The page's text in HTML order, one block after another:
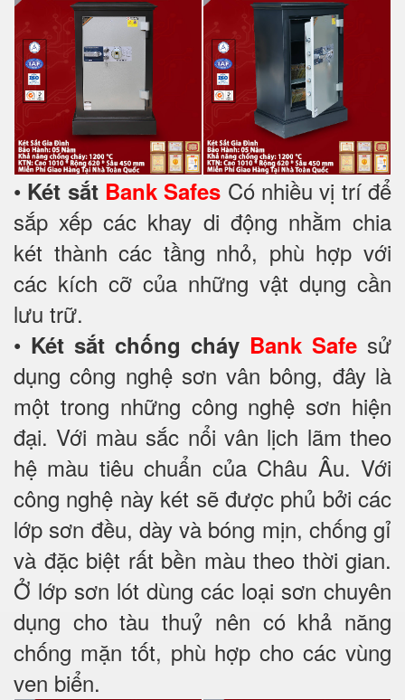
• Két sắt Bank Safes Có nhiều vị trí để
sắp xếp các khay di động nhằm chia
két thành các tầng nhỏ, phù hợp với
các kích cỡ của những vật dụng cần
lưu trữ.
• Két sắt chống cháy Bank Safe sử
dụng công nghệ sơn vân bông, đây là
một trong những công nghệ sơn hiện
đại. Với màu sắc nổi vân lịch lãm theo
hệ màu tiêu chuẩn của Châu Âu. Với
công nghệ này két sẽ được phủ bởi các
lớp sơn đều, dày và bóng mịn, chống gỉ
và đặc biệt rất bền màu theo thời gian.
Ở lớp sơn lót dùng các loại sơn chuyên
dụng cho tàu thuỷ nên có khả năng
chống mặn tốt, phù hợp cho các vùng
ven biển.